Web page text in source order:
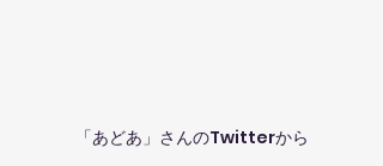
「あどあ」さんのTwitterから